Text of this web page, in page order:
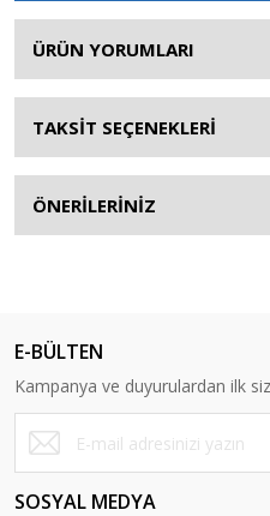
ÜRÜN YORUMLARI
TAKSİT SEÇENEKLERİ
ÖNERİLERİNİZ
E-BÜLTEN
Kampanya ve duyurulardan ilk
SOSYAL MEDYA